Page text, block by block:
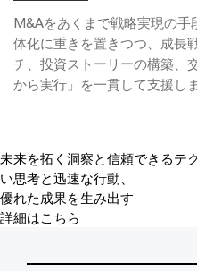
M&Aをあくまで戦略実現の
体化に重きを置きつつ、成長
チ、投資ストーリーの構築、
から実行」を一貫して支援しま
未来を拓く洞察と信頼できるテ
い思考と迅速な行動、
優れた成果を生み出す
詳細はこちら